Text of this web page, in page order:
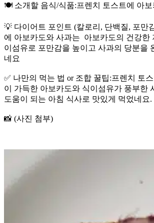
🍽️ 소개할 음식/식품:프렌치 토스트에 아
💡 다이어트 포인트 (칼로리, 단백질, 포만
에 아보카도와 사과는 아보카도의 건강한
이섬유로 포만감을 높이고 사과의 당분을
네요
✅ 나만의 먹는 법 or 조합 꿀팁:프렌치 토
이 가득한 아보카도와 식이섬유가 풍부한
도움이 되는 아침 식사로 맛있게 먹었네요.
📸 (사진 첨부)